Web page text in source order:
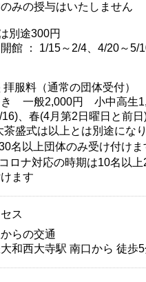
のみの授与はいたしません
別途300円
館 ： 1/15～2/4、4/20～5/
服料（通常の団体受付）
き 一般2,000円 小中高生
、春(4月第2日曜日と前日
茶盛式は以上とは別途にな
名以上団体のみ受け付けま
ロナ対応の時期は10名以
ます
ス
らの交通
西大寺駅 南口から 徒歩5